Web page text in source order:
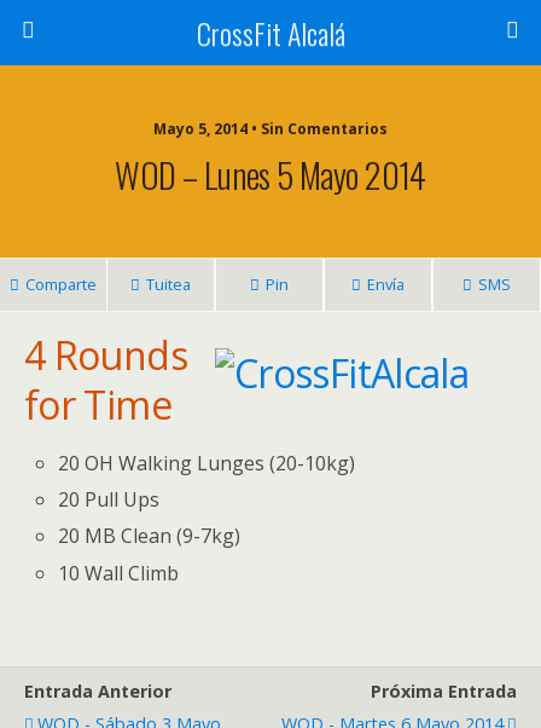
CrossFit Alcalá
Mayo 5, 2014 • Sin Comentarios
WOD – Lunes 5 Mayo 2014
Comparte Tuitea Pin Envía SMS
4 Rounds
for Time
20 OH Walking Lunges (20-10kg)
20 Pull Ups
20 MB Clean (9-7kg)
10 Wall Climb
Entrada Anterior
WOD - Sábado 3 Mayo
Próxima Entrada
WOD - Martes 6 Mayo 2014